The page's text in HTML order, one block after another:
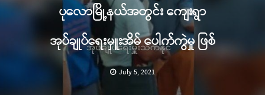
ပုလောမြို့နယ်အတွင်း ကျေးရွာ
အုပ်ချုပ်ရေးမှူးအိမ် ပေါက်ကွဲမှု ဖြစ်
July 5, 2021